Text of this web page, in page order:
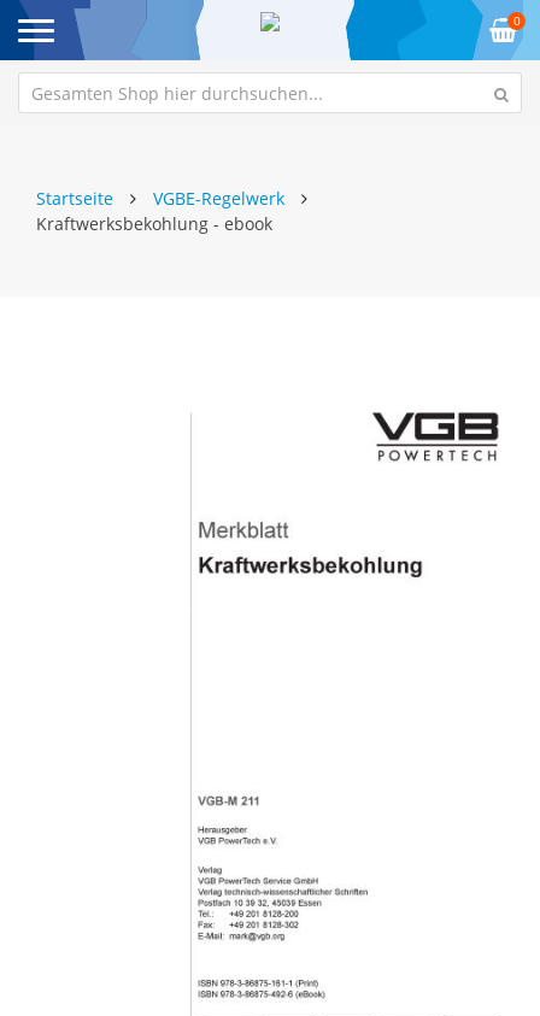
0
Startseite
VGBE-Regelwerk
Kraftwerksbekohlung - ebook